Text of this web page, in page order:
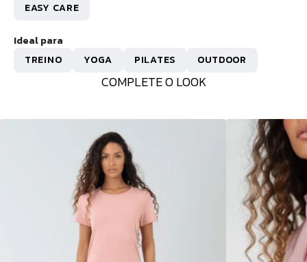
COMPLETE O LOOK
EASY CARE
Ideal para
TREINO
YOGA PILATES OUTDOOR